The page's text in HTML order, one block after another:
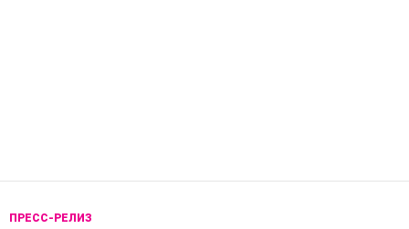
ПРЕСС-РЕЛИЗ